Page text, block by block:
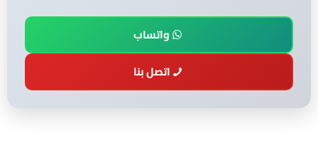
واتساب
اتصل بنا